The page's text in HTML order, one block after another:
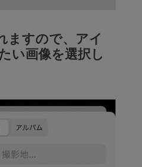
ますので、アイ
い画像を選択し